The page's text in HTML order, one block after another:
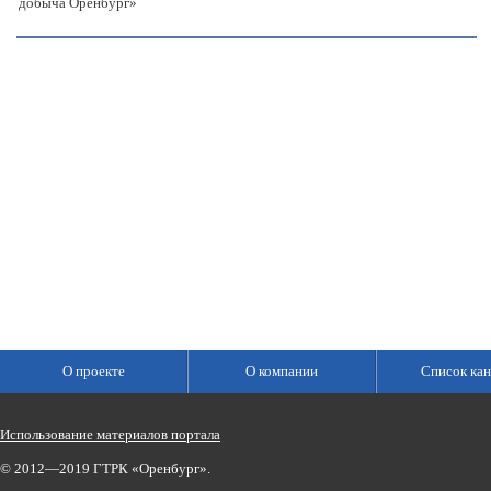
О проекте О компании Список
Использование материалов портала
© 2012—2019 ГТРК «Оренбург».